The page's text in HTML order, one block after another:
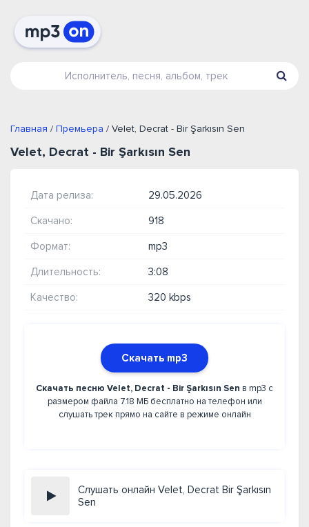
Главная / Премьера / Velet, Decrat - Bir Şarkısın Sen
Velet, Decrat - Bir Şarkısın Sen
Дата релиза: 29.05.2026
Скачано: 918
Формат: mp3
Длительность: 3:08
Качество: 320 kbps
Скачать mp3
Скачать песню Velet, Decrat - Bir Şarkısın Sen в mp3 с
размером файла 7.18 МБ бесплатно на телефон или
слушать трек прямо на сайте в режиме онлайн
Слушать онлайн Velet, Decrat Bir Şarkısın
Sen